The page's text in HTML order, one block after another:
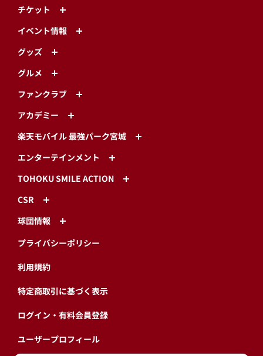
チケット
イベント情報
グッズ
グルメ
ファンクラブ
アカデミー
楽天モバイル 最強パーク宮城
エンターテインメント
TOHOKU SMILE ACTION
CSR
球団情報
プライバシーポリシー
利用規約
特定商取引に基づく表示
ログイン・有料会員登録
ユーザープロフィール